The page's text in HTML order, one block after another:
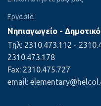
Εργασία
Νηπιαγωγείο - Δημοτικό
Τηλ: 2310.473.112 -
2310.473.178
Fax: 2310.475.727
email: